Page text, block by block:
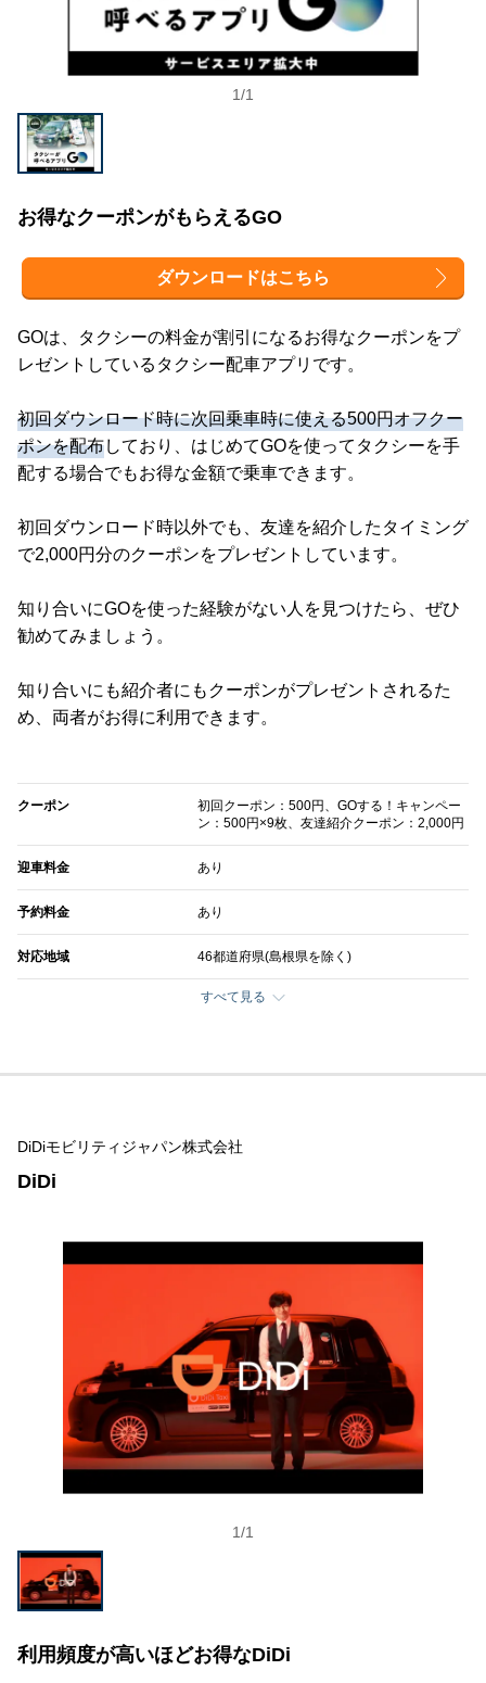
1/1
お得なクーポンがもらえるGO
ダウンロードはこちら
GOは、タクシーの料金が割引になるお得なクーポンをプ
レゼントしているタクシー配車アプリです。
初回ダウンロード時に次回乗車時に使える500円オフクー
ポンを配布しており、はじめてGOを使ってタクシーを手
配する場合でもお得な金額で乗車できます。
初回ダウンロード時以外でも、友達を紹介したタイミング
で2,000円分のクーポンをプレゼントしています。
知り合いにGOを使った経験がない人を見つけたら、ぜひ
勧めてみましょう。
知り合いにも紹介者にもクーポンがプレゼントされるた
め、両者がお得に利用できます。
クーポン
初回クーポン：500円、GOする！キャンペー
ン：500円×9枚、友達紹介クーポン：2,000円
迎車料金 あり
予約料金 あり
対応地域 46都道府県(島根県を除く)
すべて見る
DiDiモビリティジャパン株式会社
DiDi
1/1
利用頻度が高いほどお得なDiDi